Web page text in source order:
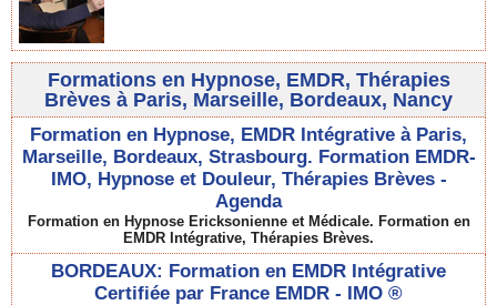
Formations en Hypnose, EMDR, Thérapies
Brèves à Paris, Marseille, Bordeaux, Nancy
Formation en Hypnose, EMDR Intégrative à Paris,
Marseille, Bordeaux, Strasbourg. Formation EMDR-
IMO, Hypnose et Douleur, Thérapies Brèves -
Agenda
Formation en Hypnose Ericksonienne et Médicale. Formation en
EMDR Intégrative, Thérapies Brèves.
BORDEAUX: Formation en EMDR Intégrative
Certifiée par France EMDR - IMO ®